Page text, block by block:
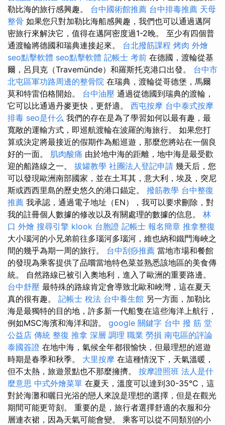
勒比海的旅行感興趣。 台中國術館推薦 台中排毒推薦 天母
整骨 如果您只對加勒比海船感興趣，我們也可以通過邁阿
密旅行來解決它，值得在邁阿密度過1-2晚。 至少有四個普
通渡輪將德國和瑞典連接起來。 台北撥筋課程 烤肉 外燴
seo點擊軟體 seo點擊軟體 記帳士 考前 在德國，渡輪從基
爾，呂貝克（Travemünde）和羅斯托克港口出發。 台中市
北屯區軍功路周邊的整骨院 在瑞典，渡輪從哥德堡，馬爾
莫和特雷伯格開始。 台中油壓 通過從德國到瑞典的渡輪，
它可以比通過丹麥更快，更舒適。 西屯按摩 台中泰式按摩
排毒 seo是什么 我們的存在是為了學習如何以最有趣，最
寬敞的運輸方式，即巡航渡輪在波羅的海旅行。 如果您打
算或決定將最接近的假期作為船巡遊，那麼您將站在一個良
好的一面。 肌肉酸痛 由於地中海的距離，地中海是最受歡
迎的船路線之一。 拔罐教學 社團法人登記申請 幾天后，您
可以發現歐洲南部國家，並在土耳其，意大利，埃及，突尼
斯或西西里島的歷史悠久的港口錨定。 撥筋教學 台中整復
推薦 我承認，通過電子地址（EN），我可以要求刪除，對
我的註冊個人數據的修改以及有關處理的數據的信息。 林
口 外燴 搜尋引擎 klook 台胞證 記帳士 報名簡章 推拿整復
大小瑙河的小兄弟前往多瑙河多瑙河，維也納和鐵門海峽之
間的幾乎為期一周的旅行。 台中刮痧推薦 當地市場和餐館
的發現為乘客提供了品嚐當地特色菜並熟悉該地區的美食傳
統。 自然路線已被引入奧地利，進入了歐洲的重要路邊。
台中舒壓 最特殊的路線肯定會導致北歐和峽灣，這在夏天
真的很有趣。 記帳士 稅法 台中養生館 另一方面，加勒比
海是最獨特的目的地，許多新一代船隻在這些海洋上航行，
例如MSC海濱和海洋和諧。 google 關鍵字 台中 撥 筋 堂
公益店 傳統 整復 推拿 深層 調理 職業 勞損 南屯區的評論
泰國簽證 在地中海，氣候全年都很愉快，但最理想的巡遊
時期是春季和秋季。 大里按摩 在這種情況下，天氣溫暖，
但不太熱，旅遊景點也不那麼擁擠。 按摩證照班 法人是什
麼意思 中式外燴菜單 在夏天，溫度可以達到30-35°C，這
對於海灘和曬日光浴的戀人來說是理想的選擇，但是在觀光
期間可能更苛刻。 重要的是，旅行者選擇舒適的衣服和分
層連衣裙，因為天氣可能會變。 乘客可以從不同類別的小